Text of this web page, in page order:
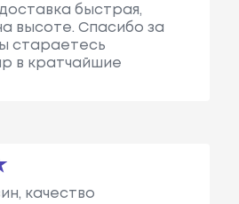
быстрая,
высоте. Спасибо за
стараетесь
в кратчайшие
качество